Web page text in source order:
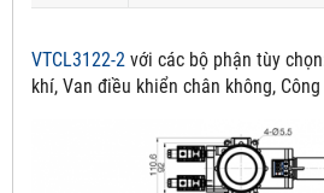
VTCL3122-2 với các bộ phận tùy
khí, Van điều khiển chân không,